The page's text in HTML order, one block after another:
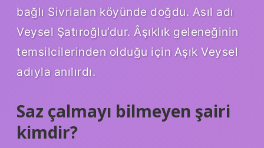
bağlı Sivrialan köyünde doğdu. Asıl adı
Veysel Şatıroğlu’dur. Âşıklık geleneğinin
temsilcilerinden olduğu için Aşık Veysel
adıyla anılırdı.
Saz çalmayı bilmeyen şairi
kimdir?